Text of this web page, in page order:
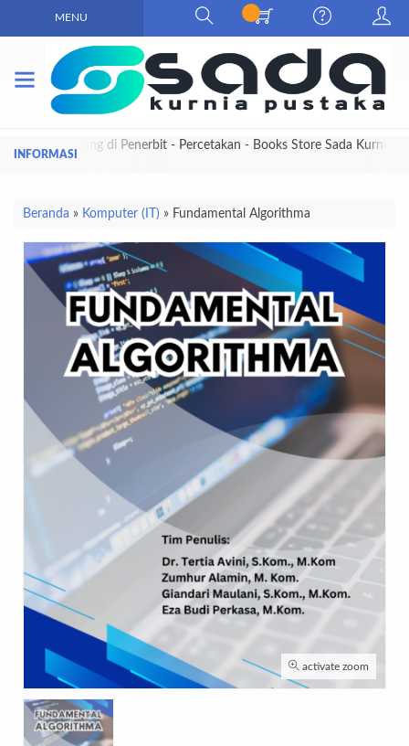
MENU
Selamat Datang di Penerbit - Percetakan - Books Store Sada Kurnia
Beranda » Komputer (IT) » Fundamental Algorithma
activate zoom